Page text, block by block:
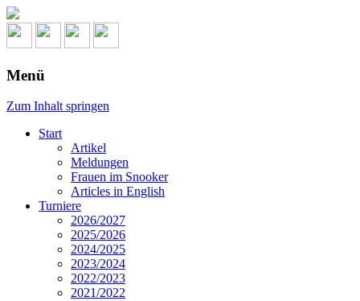
Menü
Zum Inhalt springen
Start
Artikel
Meldungen
Frauen im Snooker
Articles in English
Turniere
2026/2027
2025/2026
2024/2025
2023/2024
2022/2023
2021/2022